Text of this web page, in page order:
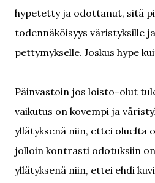
hypetetty ja odottanut, sitä
todennäköisyys väristyksille
pettymykselle. Joskus hype
Päinvastoin jos loisto-olut
vaikutus on kovempi ja
yllätyksenä niin, ettei oluelta
jolloin kontrasti odotuksiin
yllätyksenä niin, ettei ehdi